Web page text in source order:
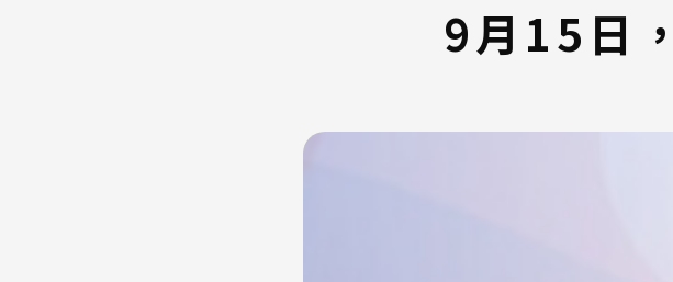
評選與獎項
常見問題
9月15日